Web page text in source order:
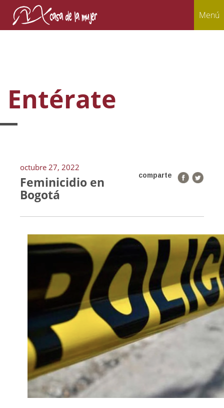
Menú
Entérate
octubre 27, 2022
comparte
Feminicidio en
Bogotá